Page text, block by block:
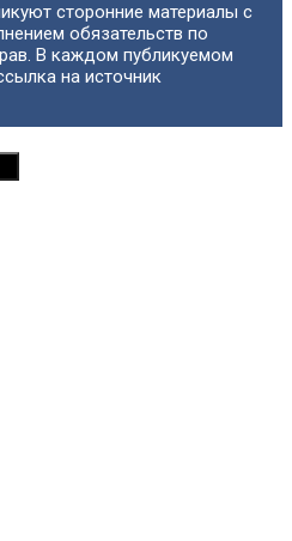
сторонние материалы с
обязательств по
В каждом публикуемом
на источник